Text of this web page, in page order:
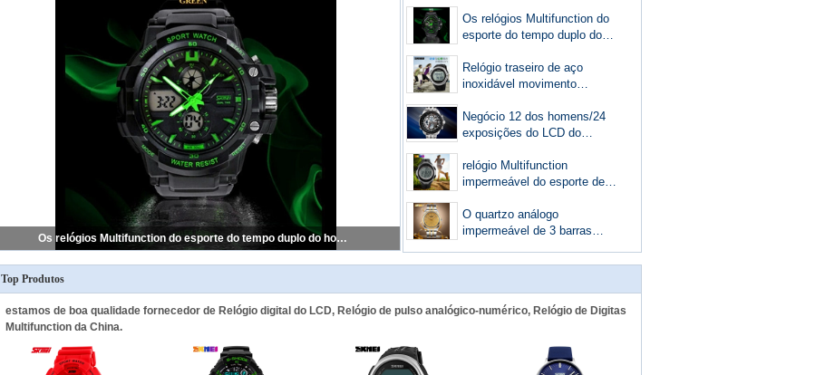
Relógio traseiro de aço inoxidável movimento impermeável de Japão do esporte da frequência cardíaca/China
Os relógios Multifunction do
esporte do tempo duplo do
acampamento Biking exterior
dos cronômetros do estilo
Relógio traseiro de aço
inoxidável movimento
esporte da frequência
cardíaca/China
Negócio 12 dos homens/24
exposições do LCD do
da hora com carrilhão de
hora em hora
relógio Multifunction
impermeável do esporte de
da luz da parte traseira do
EL
O quartzo análogo
impermeável de 3 barras
movimento de Japão para
Top Produtos
estamos de boa qualidade fornecedor de Relógio digital do LCD, Relógio de pulso analógico-numérico, Relógio de Digitas
Multifunction da China.